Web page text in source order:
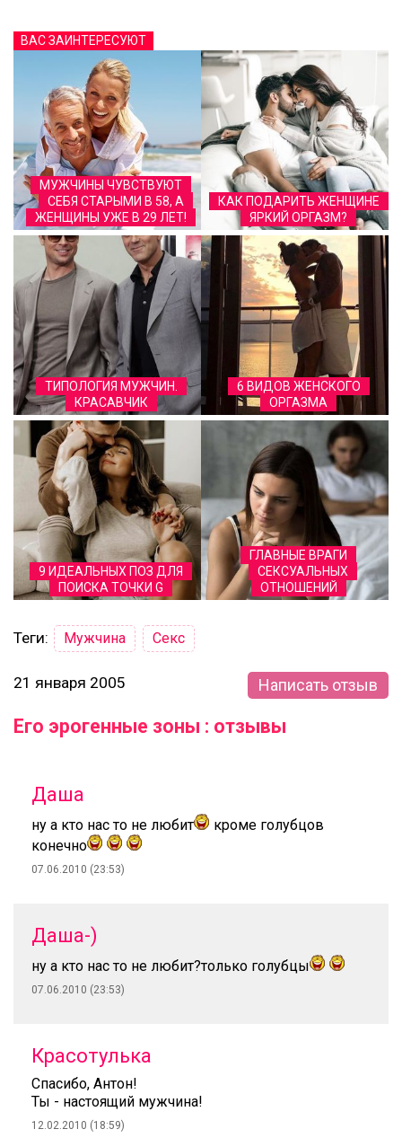
ВАС ЗАИНТЕРЕСУЮТ
МУЖЧИНЫ ЧУВСТВУЮТ
СЕБЯ СТАРЫМИ В 58, А
ЖЕНЩИНЫ УЖЕ В 29 ЛЕТ!
КАК ПОДАРИТЬ ЖЕНЩИНЕ
ЯРКИЙ ОРГАЗМ?
ТИПОЛОГИЯ МУЖЧИН.
КРАСАВЧИК
6 ВИДОВ ЖЕНСКОГО
ОРГАЗМА
9 ИДЕАЛЬНЫХ ПОЗ ДЛЯ
ПОИСКА ТОЧКИ G
ГЛАВНЫЕ ВРАГИ
СЕКСУАЛЬНЫХ
ОТНОШЕНИЙ
Теги: Мужчина Секс
21 января 2005 Написать отзыв
Его эрогенные зоны : отзывы
Даша
ну а кто нас то не любит
кроме голубцов
конечно
07.06.2010 (23:53)
Даша-)
ну а кто нас то не любит?только голубцы
07.06.2010 (23:53)
Красотулька
Спасибо, Антон!
Ты - настоящий мужчина!
12.02.2010 (18:59)